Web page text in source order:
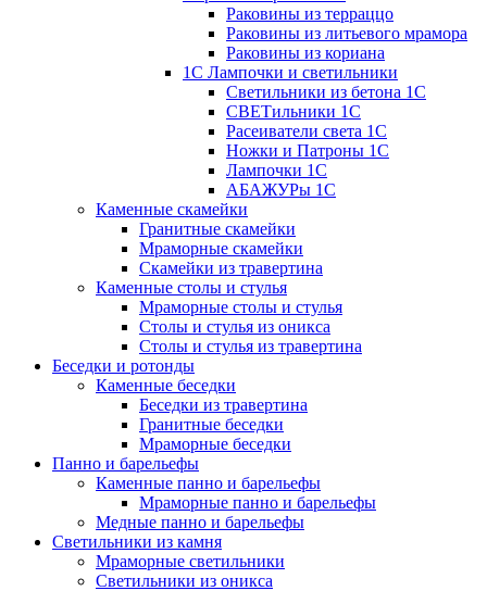
Раковины из терраццо
Раковины из литьевого мрамора
Раковины из кориана
1С Лампочки и светильники
Светильники из бетона 1С
СВЕТильники 1С
Расеиватели света 1С
Ножки и Патроны 1С
Лампочки 1С
АБАЖУРы 1С
Каменные скамейки
Гранитные скамейки
Мраморные скамейки
Скамейки из травертина
Каменные столы и стулья
Мраморные столы и стулья
Столы и стулья из оникса
Столы и стулья из травертина
Беседки и ротонды
Каменные беседки
Беседки из травертина
Гранитные беседки
Мраморные беседки
Панно и барельефы
Каменные панно и барельефы
Мраморные панно и барельефы
Медные панно и барельефы
Светильники из камня
Мраморные светильники
Светильники из оникса